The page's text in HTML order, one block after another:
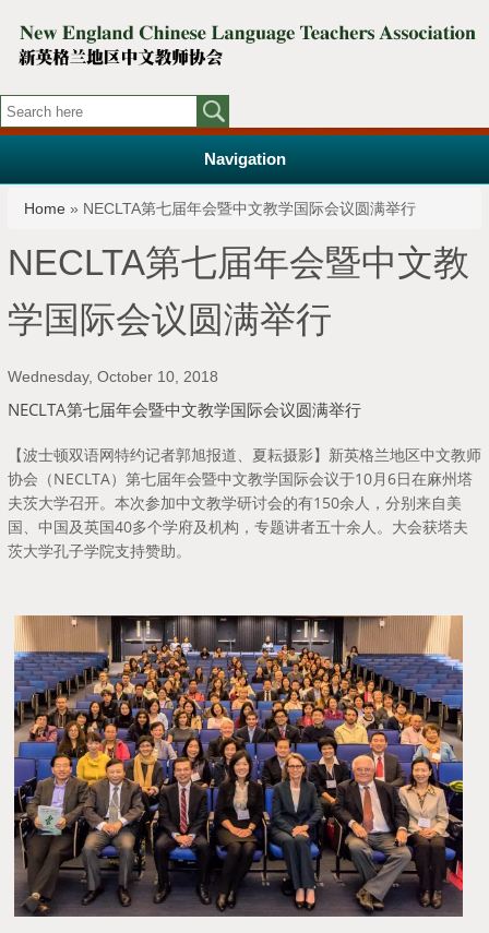
Navigation
You are here
Home » NECLTA第七届年会暨中文教学国际会议圆满举行
NECLTA第七届年会暨中文教
学国际会议圆满举行
Wednesday, October 10, 2018
NECLTA第七届年会暨中文教学国际会议圆满举行
【波士顿双语网特约记者郭旭报道、夏耘摄影】新英格兰地区中文教师
协会（NECLTA）第七届年会暨中文教学国际会议于10月6日在麻州塔
夫茨大学召开。本次参加中文教学研讨会的有150余人，分别来自美
国、中国及英国40多个学府及机构，专题讲者五十余人。大会获塔夫
茨大学孔子学院支持赞助。